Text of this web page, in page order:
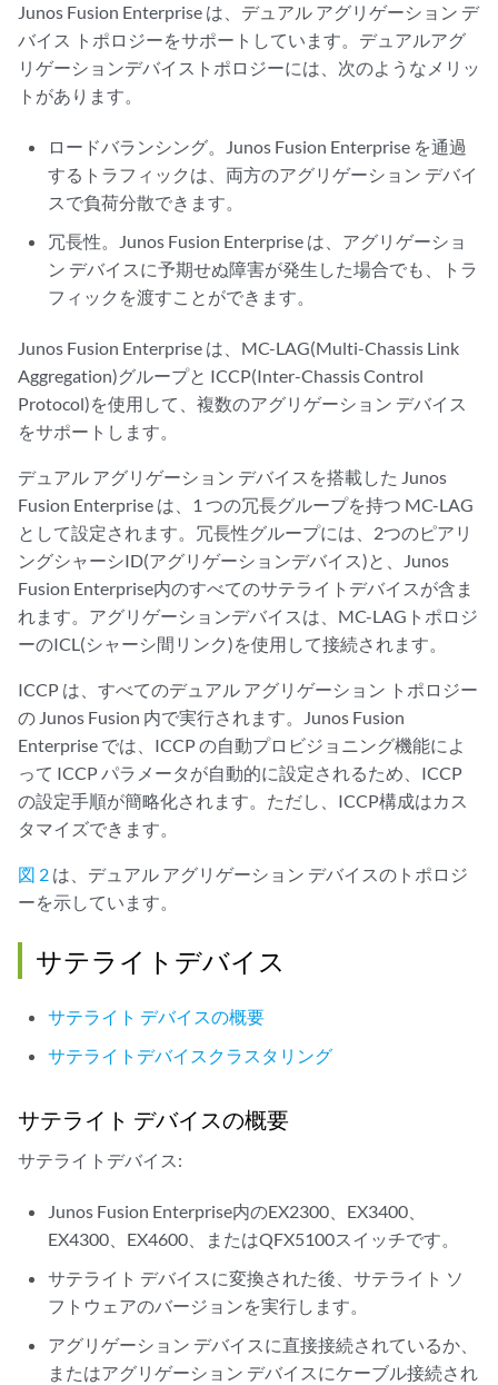
Junos Fusion Enterprise は、デュアル アグリゲーション デ
バイス トポロジーをサポートしています。デュアルアグ
リゲーションデバイストポロジーには、次のようなメリッ
トがあります。
ロードバランシング。Junos Fusion Enterprise を通過
するトラフィックは、両方のアグリゲーション デバイ
スで負荷分散できます。
冗長性。Junos Fusion Enterprise は、アグリゲーショ
ン デバイスに予期せぬ障害が発生した場合でも、トラ
フィックを渡すことができます。
Junos Fusion Enterprise は、MC-LAG(Multi-Chassis Link
Aggregation)グループと ICCP(Inter-Chassis Control
Protocol)を使用して、複数のアグリゲーション デバイス
をサポートします。
デュアル アグリゲーション デバイスを搭載した Junos
Fusion Enterprise は、1 つの冗長グループを持つ MC-LAG
として設定されます。冗長性グループには、2つのピアリ
ングシャーシID(アグリゲーションデバイス)と、Junos
Fusion Enterprise内のすべてのサテライトデバイスが含ま
れます。アグリゲーションデバイスは、MC-LAGトポロジ
ーのICL(シャーシ間リンク)を使用して接続されます。
ICCP は、すべてのデュアル アグリゲーション トポロジー
の Junos Fusion 内で実行されます。Junos Fusion
Enterprise では、ICCP の自動プロビジョニング機能によ
って ICCP パラメータが自動的に設定されるため、ICCP
の設定手順が簡略化されます。ただし、ICCP構成はカス
タマイズできます。
図 2 は、デュアル アグリゲーション デバイスのトポロジ
ーを示しています。
サテライトデバイス
サテライト デバイスの概要
サテライトデバイスクラスタリング
サテライト デバイスの概要
サテライトデバイス:
Junos Fusion Enterprise内のEX2300、EX3400、
EX4300、EX4600、またはQFX5100スイッチです。
サテライト デバイスに変換された後、サテライト ソ
フトウェアのバージョンを実行します。
アグリゲーション デバイスに直接接続されているか、
またはアグリゲーション デバイスにケーブル接続され